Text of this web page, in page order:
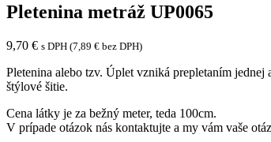
Pletenina metráž UP0065
9,70 € s DPH (7,89 € bez DPH)
Pletenina alebo tzv. Úplet vzniká prepletaním
štýlové šitie.
Cena látky je za bežný meter, teda 100cm.
V prípade otázok nás kontaktujte a my vám vaše